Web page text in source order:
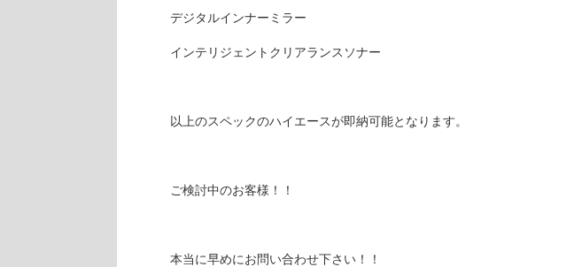
デジタルインナーミラー
インテリジェントクリアランスソナー
以上のスペックのハイエースが即納可能となります。
ご検討中のお客様！！
本当に早めにお問い合わせ下さい！！